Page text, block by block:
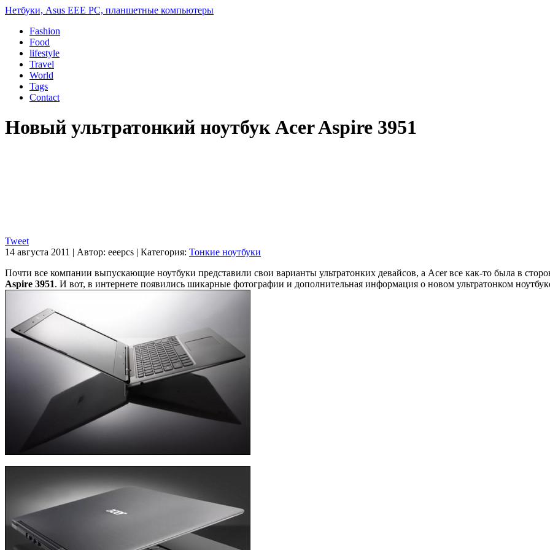
Нетбуки, Asus EEE PC, планшетные компьютеры
Fashion
Food
lifestyle
Travel
World
Tags
Contact
Новый ультратонкий ноутбук Acer Aspire 3951
Tweet
14 августа 2011 | Автор: eeepcs | Категория: Тонкие ноутбуки
Почти все компании выпускающие ноутбуки представили свои варианты ультратонких девайсов, а Acer все как-то была в
Aspire 3951. И вот, в интернете появились шикарные фотографии и дополнительная информация о новом ультратонком